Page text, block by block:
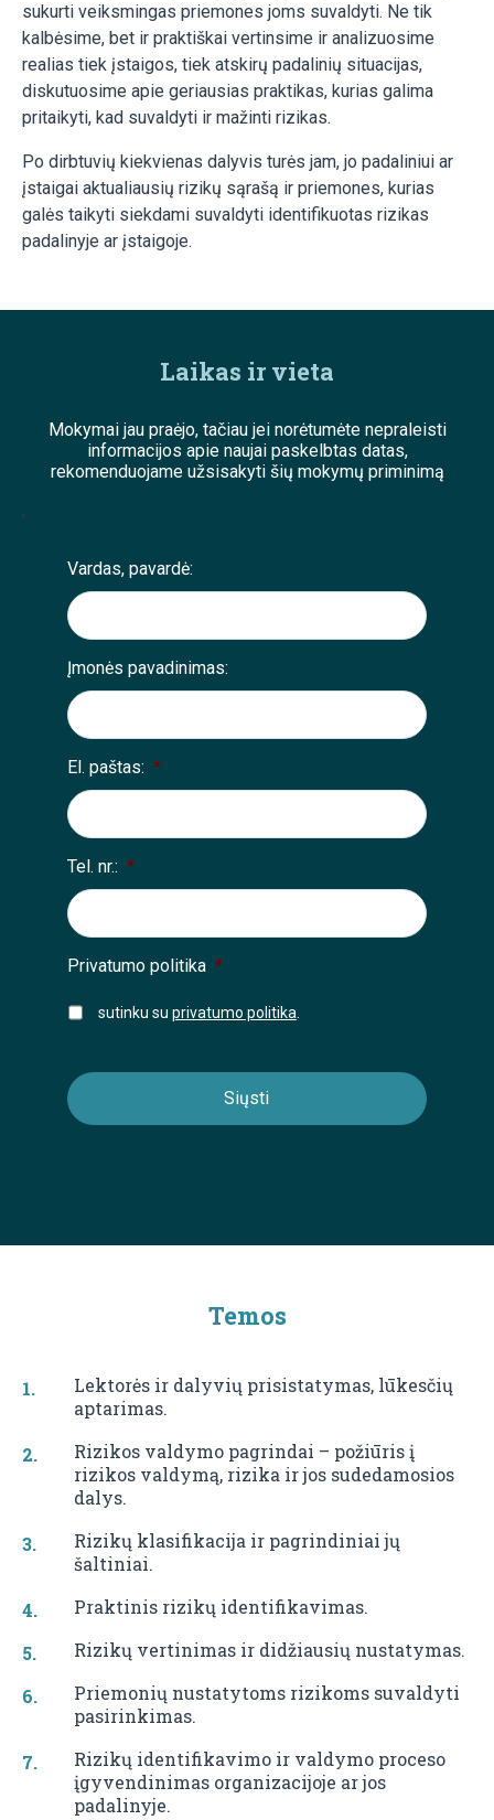
sukurti veiksmingas priemones joms suvaldyti. Ne tik
kalbėsime, bet ir praktiškai vertinsime ir analizuosime
realias tiek įstaigos, tiek atskirų padalinių situacijas,
diskutuosime apie geriausias praktikas, kurias galima
pritaikyti, kad suvaldyti ir mažinti rizikas.
Po dirbtuvių kiekvienas dalyvis turės jam, jo padaliniui ar
įstaigai aktualiausių rizikų sąrašą ir priemones, kurias
galės taikyti siekdami suvaldyti identifikuotas rizikas
padalinyje ar įstaigoje.
Laikas ir vieta
Mokymai jau praėjo, tačiau jei norėtumėte nepraleisti
informacijos apie naujai paskelbtas datas,
rekomenduojame užsisakyti šių mokymų priminimą
;
Vardas, pavardė:
Įmonės pavadinimas:
El. paštas: *
Tel. nr.: *
Privatumo politika *
sutinku su privatumo politika
Temos
Lektorės ir dalyvių prisistatymas, lūkesčių
aptarimas.
Rizikos valdymo pagrindai – požiūris į
rizikos valdymą, rizika ir jos sudedamosios
dalys.
Rizikų klasifikacija ir pagrindiniai jų
šaltiniai.
Praktinis rizikų identifikavimas.
Rizikų vertinimas ir didžiausių nustatymas.
Priemonių nustatytoms rizikoms suvaldyti
pasirinkimas.
Rizikų identifikavimo ir valdymo proceso
įgyvendinimas organizacijoje ar jos
padalinyje.